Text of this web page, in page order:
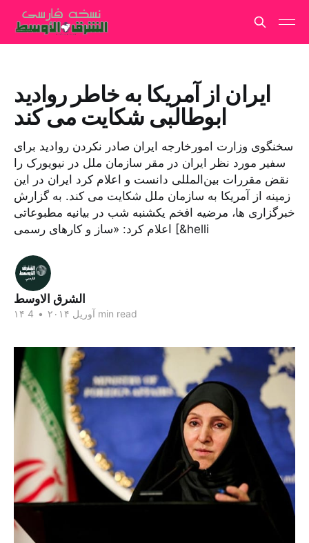
ایران از آمریکا به خاطر روادید
ابوطالبی شکایت می کند
سخنگوی وزارت امورخارجه ایران صادر نکردن روادید برای
سفیر مورد نظر ایران در مقر سازمان ملل در نیویورک را
نقض مقررات بین‌المللی دانست و اعلام کرد ایران در این
زمینه از آمریکا به سازمان ملل شکایت می کند. به گزارش
خبرگزاری ها، مرضیه افخم یکشنبه شب در بیانیه مطبوعاتی
اعلام کرد: «ساز و کارهای رسمی [&helli
الشرق الاوسط
۱۴ آوریل ۲۰۱۴ • 4 min read